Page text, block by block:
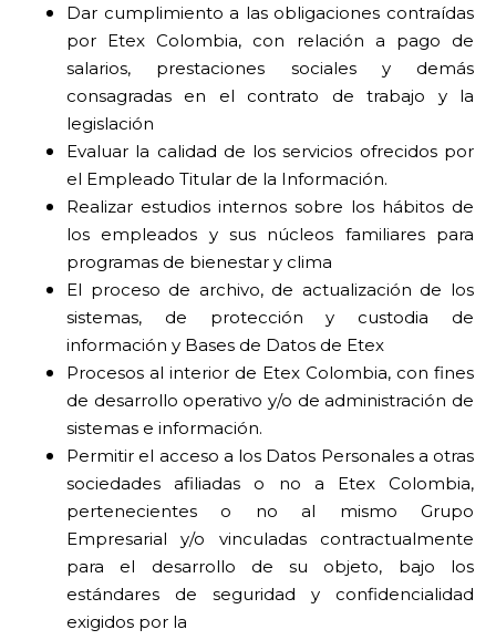
Dar cumplimiento a las obligaciones contraídas
por Etex Colombia, con relación a pago de
salarios, prestaciones sociales y demás
consagradas en el contrato de trabajo y la
legislación
Evaluar la calidad de los servicios ofrecidos por
el Empleado Titular de la Información.
Realizar estudios internos sobre los hábitos de
los empleados y sus núcleos familiares para
programas de bienestar y clima
El proceso de archivo, de actualización de los
sistemas, de protección y custodia de
información y Bases de Datos de Etex
Procesos al interior de Etex Colombia, con fines
de desarrollo operativo y/o de administración de
sistemas e información.
Permitir el acceso a los Datos Personales a otras
sociedades afiliadas o no a Etex Colombia,
pertenecientes o no al mismo Grupo
Empresarial y/o vinculadas contractualmente
para el desarrollo de su objeto, bajo los
estándares de seguridad y confidencialidad
exigidos por la